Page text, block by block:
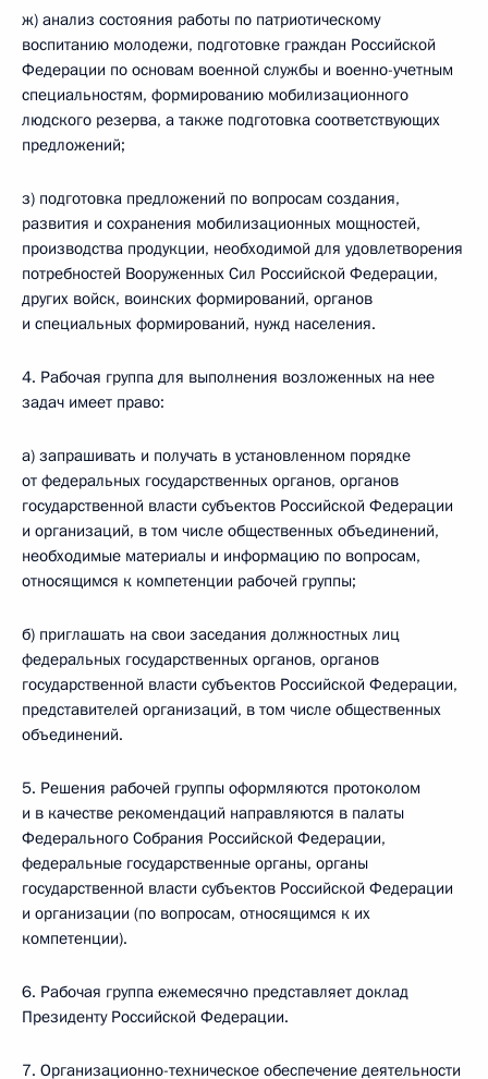
ж) анализ состояния работы по патриотическому
воспитанию молодежи, подготовке граждан Российской
Федерации по основам военной службы и военно-учетным
специальностям, формированию мобилизационного
людского резерва, а также подготовка соответствующих
предложений;
з) подготовка предложений по вопросам создания,
развития и сохранения мобилизационных мощностей,
производства продукции, необходимой для удовлетворения
потребностей Вооруженных Сил Российской Федерации,
других войск, воинских формирований, органов
и специальных формирований, нужд населения.
4. Рабочая группа для выполнения возложенных на нее
задач имеет право:
а) запрашивать и получать в установленном порядке
от федеральных государственных органов, органов
государственной власти субъектов Российской Федерации
и организаций, в том числе общественных объединений,
необходимые материалы и информацию по вопросам,
относящимся к компетенции рабочей группы;
б) приглашать на свои заседания должностных лиц
федеральных государственных органов, органов
государственной власти субъектов Российской Федерации,
представителей организаций, в том числе общественных
объединений.
5. Решения рабочей группы оформляются протоколом
и в качестве рекомендаций направляются в палаты
Федерального Собрания Российской Федерации,
федеральные государственные органы, органы
государственной власти субъектов Российской Федерации
и организации (по вопросам, относящимся к их
компетенции).
6. Рабочая группа ежемесячно представляет доклад
Президенту Российской Федерации.
7. Организационно-техническое обеспечение деятельности